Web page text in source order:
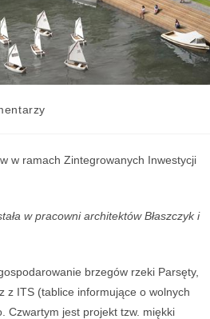
w ramach Zintegrowanych Inwestycji
w pracowni architektów Błaszczyk i
brzegów rzeki Parsęty,
z ITS (tablice informujące o wolnych
Czwartym jest projekt tzw. miękki